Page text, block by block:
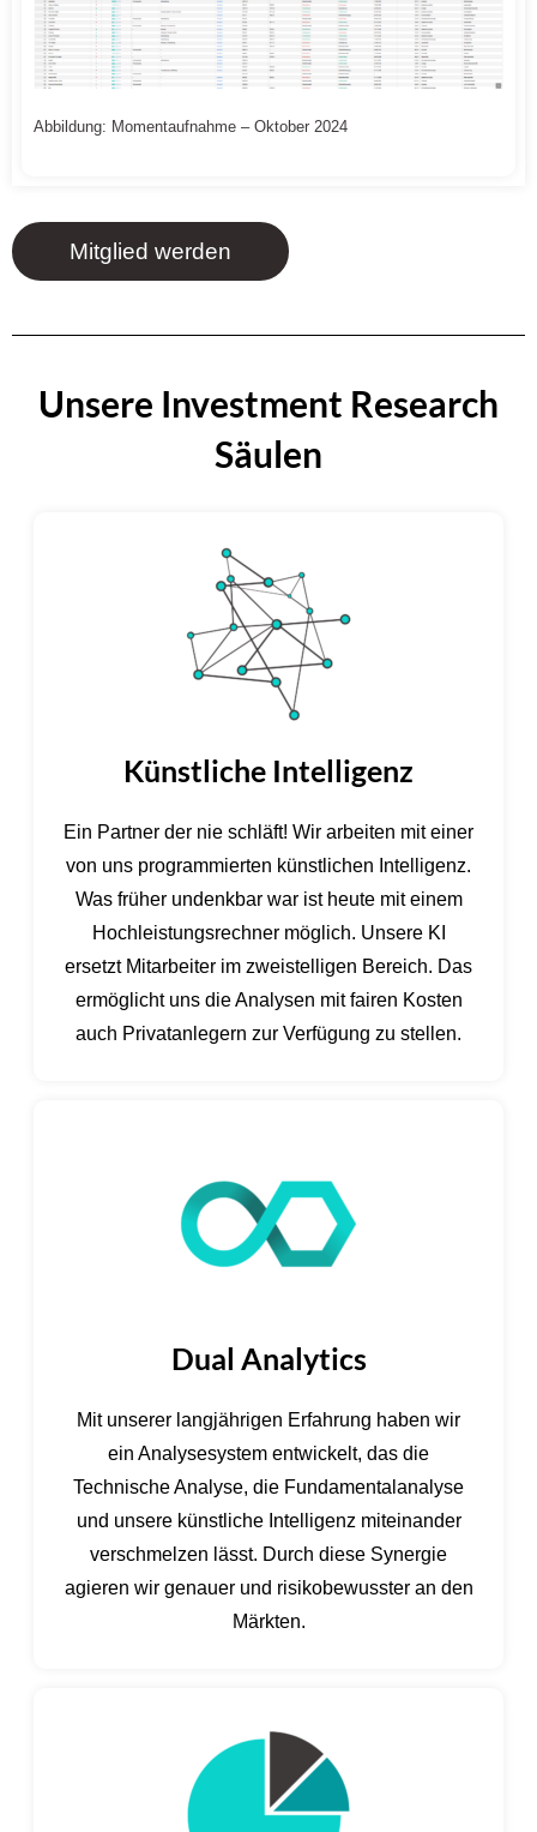
Abbildung: Momentaufnahme – Oktober 2024
Mitglied werden
Unsere Investment Research
Säulen
Künstliche Intelligenz
Ein Partner der nie schläft! Wir arbeiten mit einer
von uns programmierten künstlichen Intelligenz.
Was früher undenkbar war ist heute mit einem
Hochleistungsrechner möglich. Unsere KI
ersetzt Mitarbeiter im zweistelligen Bereich. Das
ermöglicht uns die Analysen mit fairen Kosten
auch Privatanlegern zur Verfügung zu stellen.
Dual Analytics
Mit unserer langjährigen Erfahrung haben wir
ein Analysesystem entwickelt, das die
Technische Analyse, die Fundamentalanalyse
und unsere künstliche Intelligenz miteinander
verschmelzen lässt. Durch diese Synergie
agieren wir genauer und risikobewusster an den
Märkten.